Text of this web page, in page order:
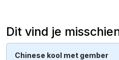
Dit vind je
Chinese kool met gember